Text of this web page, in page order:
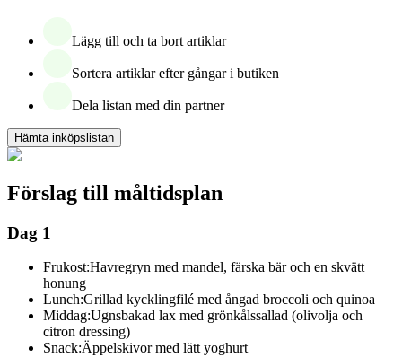
Lägg till och ta bort artiklar
Sortera artiklar efter gångar i butiken
Dela listan med din partner
Hämta inköpslistan
Förslag till måltidsplan
Dag 1
Frukost:Havregryn med mandel, färska bär och en skvätt
honung
Lunch:Grillad kycklingfilé med ångad broccoli och quinoa
Middag:Ugnsbakad lax med grönkålssallad (olivolja och
citron dressing)
Snack:Äppelskivor med lätt yoghurt